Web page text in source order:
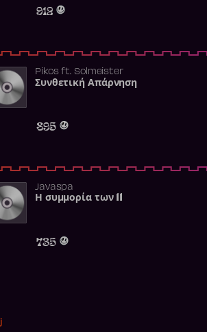
912
Pikosft. Solmeister
Συνθετική Απάρνηση
895
Javaspa
Η συμμορία των 11
735